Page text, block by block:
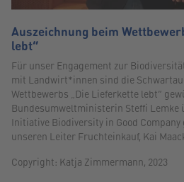
Auszeichnung beim
lebt“
Für unser Engagement zur
mit Landwirt*innen sind die
Wettbewerbs „Die Lieferkette lebt“
Bundesumweltministerin Steffi Lemke
Initiative Biodiversity in Good
unseren Leiter Fruchteinkauf, Kai
Copyright: Katja Zimmermann, 2023